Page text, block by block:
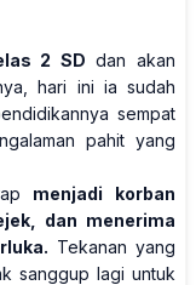
2 SD dan akan
hari ini ia sudah
sempat
pahit yang
menjadi korban
dan menerima
Tekanan yang
sanggup lagi untuk